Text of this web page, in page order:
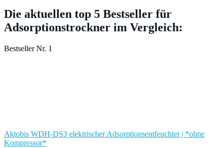
Die aktuellen top 5 Bestseller für
Adsorptionstrockner im Vergleich:
Bestseller Nr. 1
Aktobis WDH-DS3 elektrischer Adsorptionsentfeuchter | *ohne
Kompressor*